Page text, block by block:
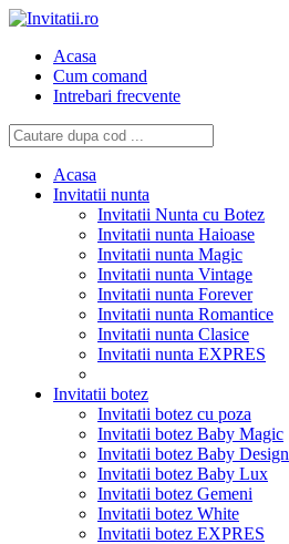
Acasa
Cum comand
Intrebari frecvente
Acasa
Invitatii nunta
Invitatii Nunta cu Botez
Invitatii nunta Haioase
Invitatii nunta Magic
Invitatii nunta Vintage
Invitatii nunta Forever
Invitatii nunta Romantice
Invitatii nunta Clasice
Invitatii nunta EXPRES
Invitatii botez
Invitatii botez cu poza
Invitatii botez Baby Magic
Invitatii botez Baby Design
Invitatii botez Baby Lux
Invitatii botez Gemeni
Invitatii botez White
Invitatii botez EXPRES